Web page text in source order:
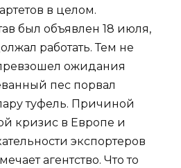
в целом.
был объявлен 18 июля,
работать. Тем не
ожидания
пес порвал
туфель. Причиной
кризис в Европе и
экспортеров
агентство. Что то